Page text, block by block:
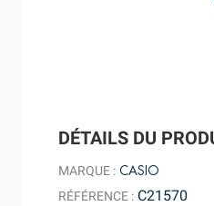
DÉTAILS DU
MARQUE : CASIO
RÉFÉRENCE : C21570